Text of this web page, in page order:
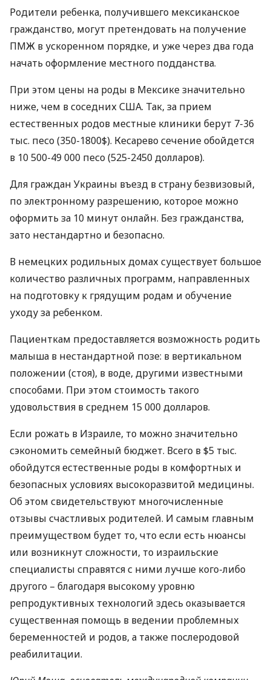
Родители ребенка, получившего мексиканское
гражданство, могут претендовать на получение
ПМЖ в ускоренном порядке, и уже через два года
начать оформление местного подданства.
При этом цены на роды в Мексике значительно
ниже, чем в соседнихСША. Так, за прием
естественных родов местные клиники берут 7-36
тыс. песо (350-1800$). Кесарево сечение обойдется
в 10 500-49 000 песо (525-2450 долларов).
Для граждан Украины въезд в страну безвизовый,
по электронному разрешению, которое можно
оформить за 10 минут онлайн. Без гражданства,
зато нестандартно и безопасно.
В немецких родильных домах существует большое
количество различных программ, направленных
на подготовку к грядущим родам и обучение
уходу за ребенком.
Пациенткам предоставляется возможность родить
малыша в нестандартной позе: в вертикальном
положении (стоя), в воде, другими известными
способами. При этом стоимость такого
удовольствия в среднем 15 000 долларов.
Если рожать в Израиле, то можно значительно
сэкономить семейный бюджет. Всего в $5 тыс.
обойдутся естественные роды в комфортных и
безопасных условиях высокоразвитой медицины.
Об этом свидетельствуют многочисленные
отзывы счастливых родителей. И самым главным
преимуществом будет то, что если есть нюансы
или возникнут сложности, то израильские
специалисты справятся с ними лучше кого-либо
другого – благодаря высокому уровню
репродуктивных технологий здесь оказывается
существенная помощь в ведении проблемных
беременностей и родов, а также послеродовой
реабилитации.